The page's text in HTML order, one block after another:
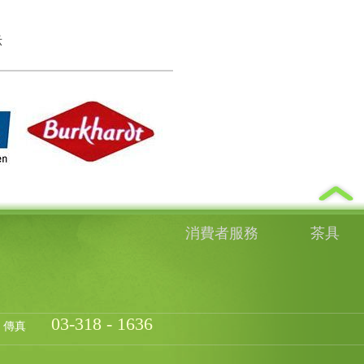
消費者服務 茶具
傳真 03-318 - 1636